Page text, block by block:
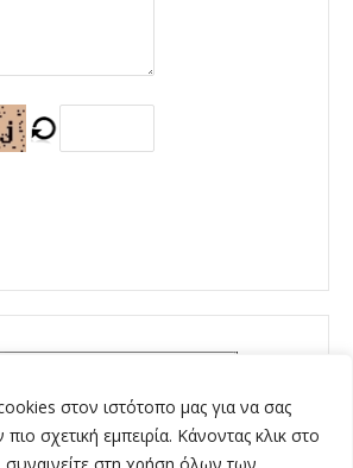
στον ιστότοπο μας για να σας
σχετική εμπειρία. Κάνοντας κλικ στο